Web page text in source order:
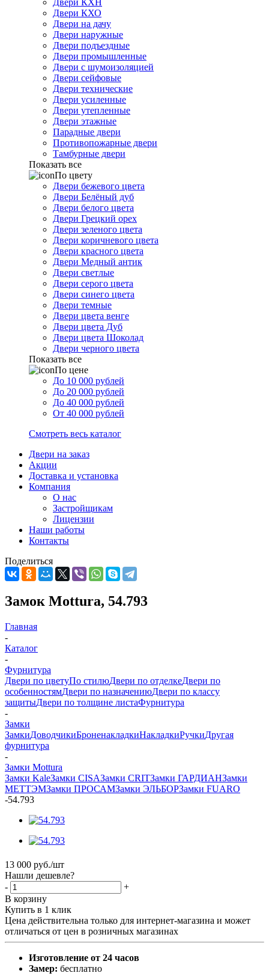
Двери КХН
Двери КХО
Двери на дачу
Двери наружные
Двери подъездные
Двери промышленные
Двери с шумоизоляцией
Двери сейфовые
Двери технические
Двери усиленные
Двери утепленные
Двери этажные
Парадные двери
Противопожарные двери
Тамбурные двери
Показать все
По цвету
Двери бежевого цвета
Двери Белёный дуб
Двери белого цвета
Двери Грецкий орех
Двери зеленого цвета
Двери коричневого цвета
Двери красного цвета
Двери Медный антик
Двери светлые
Двери серого цвета
Двери синего цвета
Двери темные
Двери цвета венге
Двери цвета Дуб
Двери цвета Шоколад
Двери черного цвета
Показать все
По цене
До 10 000 рублей
До 20 000 рублей
До 40 000 рублей
От 40 000 рублей
Смотреть весь каталог
Двери на заказ
Акции
Доставка и установка
Компания
О нас
Застройщикам
Лицензии
Наши работы
Контакты
Поделиться
Замок Mottura, 54.793
Главная
-
Каталог
-
Фурнитура
Двери по цветуПо стилюДвери по отделкеДвери по
особенностямДвери по назначениюДвери по классу
защитыДвери по толщине листаФурнитура
-
Замки
ЗамкиДоводчикиБроненакладкиНакладкиРучкиДругая
фурнитура
-
Замки Mottura
Замки KaleЗамки CISAЗамки CRITЗамки ГАРДИАНЗамки
МЕТТЭМЗамки ПРОСАМЗамки ЭЛЬБОРЗамки FUARO
-54.793
13 000 руб./шт
Нашли дешевле?
-
+
В корзину
Купить в 1 клик
Цена действительна только для интернет-магазина и может
отличаться от цен в розничных магазинах
Изготовление от 24 часов
Замер: бесплатно